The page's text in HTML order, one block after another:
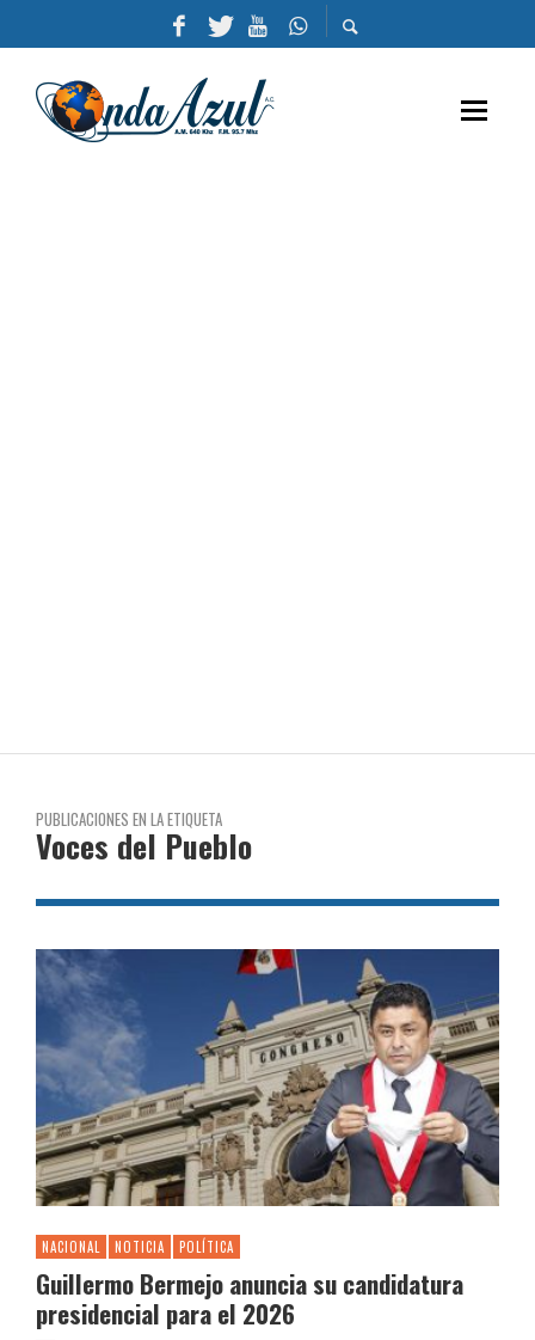
PUBLICACIONES EN LA ETIQUETA
Voces del Pueblo
NACIONAL NOTICIA POLÍTICA
Guillermo Bermejo anuncia su candidatura
presidencial para el 2026